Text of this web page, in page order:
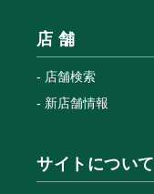
店 舗
店舗検索
新店舗情報
サイトについて